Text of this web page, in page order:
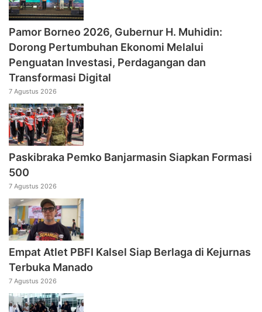
Pamor Borneo 2026, Gubernur H. Muhidin:
Dorong Pertumbuhan Ekonomi Melalui
Penguatan Investasi, Perdagangan dan
Transformasi Digital
7 Agustus 2026
Paskibraka Pemko Banjarmasin Siapkan Formasi
500
7 Agustus 2026
Empat Atlet PBFI Kalsel Siap Berlaga di Kejurnas
Terbuka Manado
7 Agustus 2026